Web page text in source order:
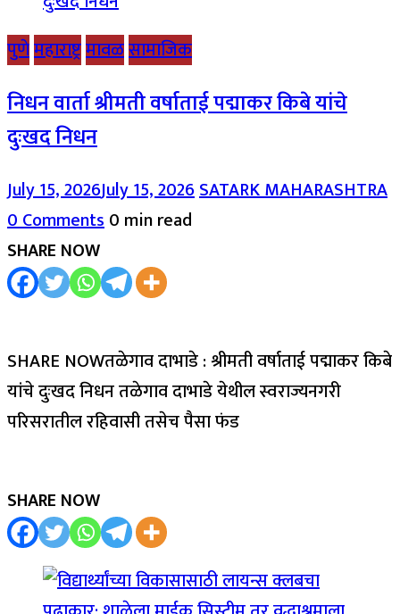
पुणेमहाराष्ट्रमावळसामाजिक
निधन वार्ता श्रीमती वर्षाताई पद्माकर किबे यांचे
दुःखद निधन
July 15, 2026July 15, 2026SATARK MAHARASHTRA
0 Comments0 min read
SHARE NOW
SHARE NOWतळेगाव दाभाडे : श्रीमती वर्षाताई पद्माकर किबे
यांचे दुःखद निधन तळेगाव दाभाडे येथील स्वराज्यनगरी
परिसरातील रहिवासी तसेच पैसा फंड
SHARE NOW